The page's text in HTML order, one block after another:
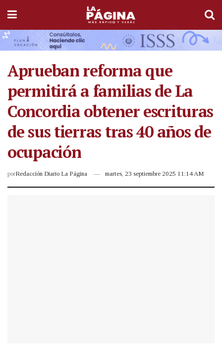
Aprueban reforma que
permitirá a familias de La
Concordia obtener escrituras
de sus tierras tras 40 años de
ocupación
porRedacción Diario La Página martes, 23 septiembre 2025 11:14 AM